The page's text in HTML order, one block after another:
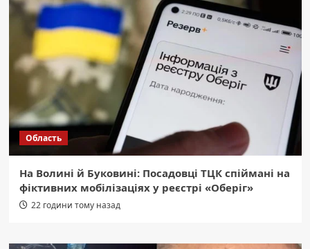
Область
На Волині й Буковині: Посадовці ТЦК спіймані на
фіктивних мобілізаціях у реєстрі «Оберіг»
22 години тому назад